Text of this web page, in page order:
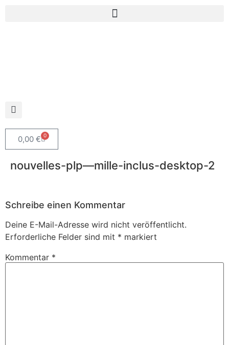
0,00 € 0
nouvelles-plp—mille-inclus-desktop-2
Schreibe einen Kommentar
Deine E-Mail-Adresse wird nicht veröffentlicht.
Erforderliche Felder sind mit * markiert
Kommentar *